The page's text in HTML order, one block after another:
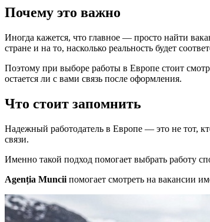
Почему это важно
Иногда кажется, что главное — просто найти
стране и на то, насколько реальность будет
Поэтому при выборе работы в Европе стоит
остается ли с вами связь после оформления.
Что стоит запомнить
Надежный работодатель в Европе — это не тот,
связи.
Именно такой подход помогает выбрать работу
Agenția Muncii помогает смотреть на вакансии